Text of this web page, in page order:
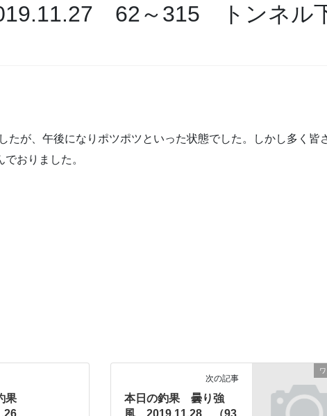
62～315 トンネル
たが、午後になりポツポツといった状態でした。しかし多く皆
おりました。
果
次の記事
本日の釣果 曇り強